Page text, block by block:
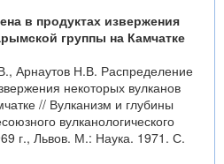
в продуктах извержения
группы на Камчатке
Арнаутов Н.В. Распределение
некоторых вулканов
// Вулканизм и глубины
вулканологического
г., Львов. М.: Наука. 1971. С.